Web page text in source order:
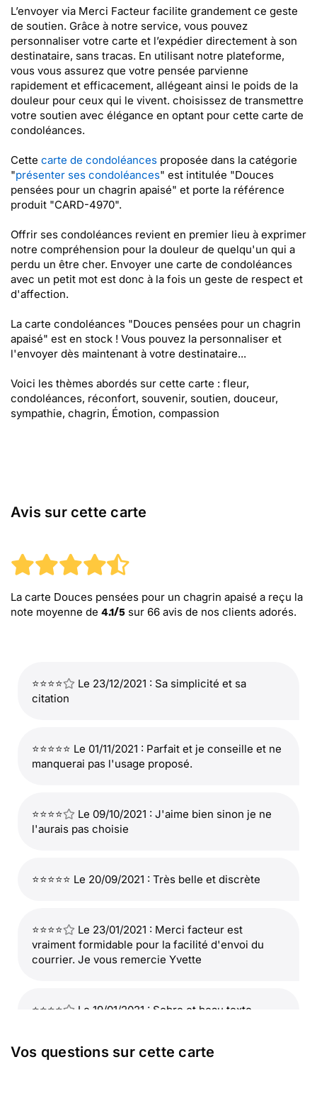
L’envoyer via Merci Facteur facilite grandement ce geste
de soutien. Grâce à notre service, vous pouvez
personnaliser votre carte et l’expédier directement à son
destinataire, sans tracas. En utilisant notre plateforme,
vous vous assurez que votre pensée parvienne
rapidement et efficacement, allégeant ainsi le poids de la
douleur pour ceux qui le vivent. choisissez de transmettre
votre soutien avec élégance en optant pour cette carte de
condoléances.
Cette carte de condoléances proposée dans la catégorie
"présenter ses condoléances" est intitulée "Douces
pensées pour un chagrin apaisé" et porte la référence
produit "CARD-4970".
Offrir ses condoléances revient en premier lieu à exprimer
notre compréhension pour la douleur de quelqu'un qui a
perdu un être cher. Envoyer une carte de condoléances
avec un petit mot est donc à la fois un geste de respect et
d'affection.
La carte condoléances "Douces pensées pour un chagrin
apaisé" est en stock ! Vous pouvez la personnaliser et
l'envoyer dès maintenant à votre destinataire...
Voici les thèmes abordés sur cette carte : fleur,
condoléances, réconfort, souvenir, soutien, douceur,
sympathie, chagrin, Émotion, compassion
Avis sur cette carte
La carte Douces pensées pour un chagrin apaisé a reçu la
note moyenne de 4.1/5 sur 66 avis de nos clients adorés.
⭐⭐⭐⭐
Le 23/12/2021 : Sa simplicité et sa
citation
⭐⭐⭐⭐⭐ Le 01/11/2021 : Parfait et je conseille et ne
manquerai pas l'usage proposé.
⭐⭐⭐⭐
Le 09/10/2021 : J'aime bien sinon je ne
l'aurais pas choisie
⭐⭐⭐⭐⭐ Le 20/09/2021 : Très belle et discrète
⭐⭐⭐⭐
Le 23/01/2021 : Merci facteur est
vraiment formidable pour la facilité d'envoi du
courrier. Je vous remercie Yvette
⭐⭐⭐⭐ Le 19/01/2021 : Sobre et beau texte
⭐⭐⭐⭐
Le 17/07/2020 : Très sobre mais très
Vos questions sur cette carte